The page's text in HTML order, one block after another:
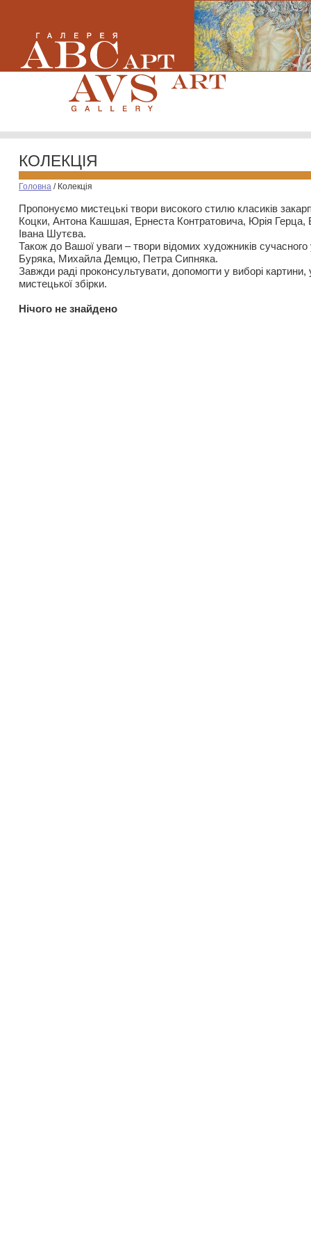
КОЛЕКЦІЯ
Головна / Колекція
Пропонуємо мистецькі твори високого стилю класиків
Коцки, Антона Кашшая, Ернеста Контратовича, Юрія
Івана Шутєва.
Також до Вашої уваги – твори відомих художників
Буряка, Михайла Демцю, Петра Сипняка.
Завжди раді проконсультувати, допомогти у виборі картини,
мистецької збірки.
Нiчого не знайдено